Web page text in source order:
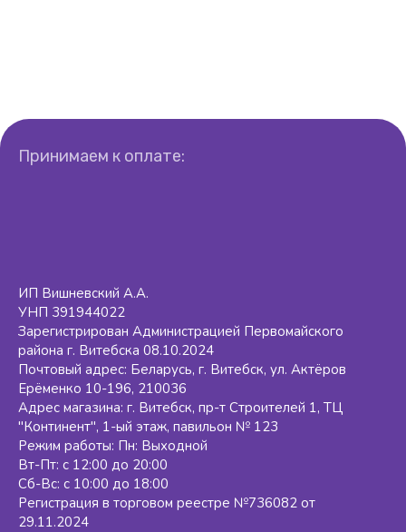
Принимаем к оплате:
ИП Вишневский А.А.
УНП 391944022
Зарегистрирован Администрацией Первомайского
района г. Витебска 08.10.2024
Почтовый адрес: Беларусь, г. Витебск, ул. Актёров
Ерёменко 10-196, 210036
Адрес магазина: г. Витебск, пр-т Строителей 1, ТЦ
"Континент", 1-ый этаж, павильон № 123
Режим работы: Пн: Выходной
Вт-Пт: с 12:00 до 20:00
Сб-Вс: с 10:00 до 18:00
Регистрация в торговом реестре №736082 от
29.11.2024